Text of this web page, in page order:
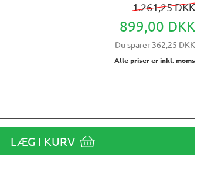
1.261,25 DKK
899,00 DKK
Du sparer 362,25 DKK
Alle priser er inkl. moms
LÆG I KURV